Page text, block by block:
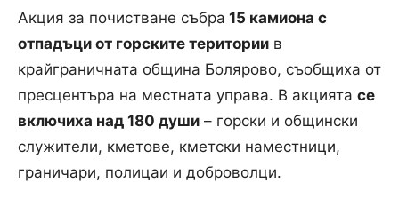
Акция за почистване събра 15 камиона с
отпадъци от горските територии в
крайграничната община Болярово, съобщиха от
пресцентъра на местната управа. В акцията се
включиха над 180 души – горски и общински
служители, кметове, кметски наместници,
граничари, полицаи и доброволци.